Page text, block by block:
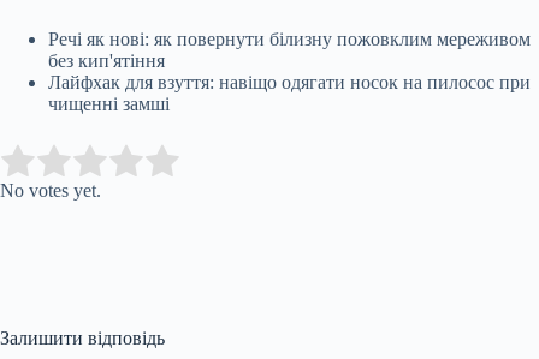
Речі як нові: як повернути білизну пожовклим мереживом
без кип'ятіння
Лайфхак для взуття: навіщо одягати носок на пилосос при
чищенні замші
Rate this item:
No votes yet.
Залишити відповідь